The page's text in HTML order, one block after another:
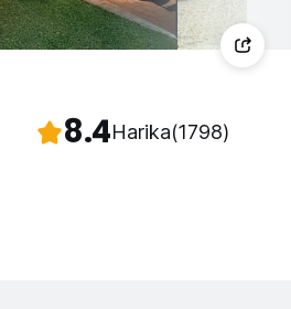
8.4Harika(1798)